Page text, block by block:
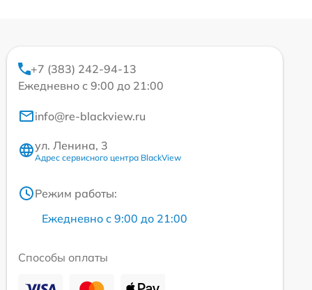
+7 (383) 242-94-13
Ежедневно с 9:00 до 21:00
info@re-blackview.ru
ул. Ленина, 3
Адрес сервисного центра BlackView
Режим работы:
Ежедневно с 9:00 до 21:00
Способы оплаты